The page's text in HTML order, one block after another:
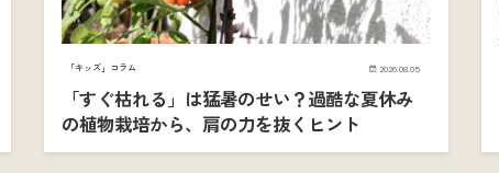
「キッズ」コラム 2026.08.05
「すぐ枯れる」は猛暑のせい？過酷な夏休み
の植物栽培から、肩の力を抜くヒント